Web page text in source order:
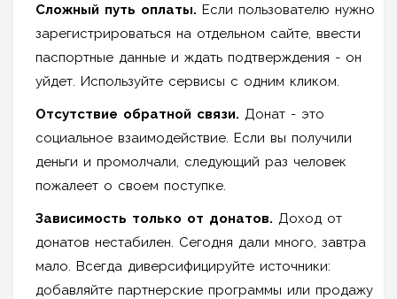
Сложный путь оплаты. Если пользователю нужно
зарегистрироваться на отдельном сайте, ввести
паспортные данные и ждать подтверждения - он
уйдет. Используйте сервисы с одним кликом.
Отсутствие обратной связи. Донат - это
социальное взаимодействие. Если вы получили
деньги и промолчали, следующий раз человек
пожалеет о своем поступке.
Зависимость только от донатов. Доход от
донатов нестабилен. Сегодня дали много, завтра
мало. Всегда диверсифицируйте источники:
добавляйте партнерские программы или продажу